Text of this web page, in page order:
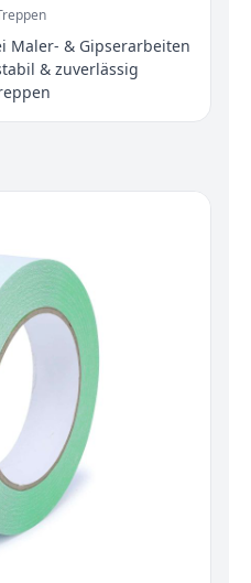
Maler‑ & Gipserarbeiten
& zuverlässig